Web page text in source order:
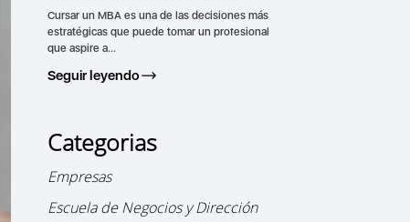
Cursar un MBA es una de las decisiones más
estratégicas que puede tomar un profesional
que aspire a...
Seguir leyendo
Categorias
Empresas
Escuela de Negocios y Dirección